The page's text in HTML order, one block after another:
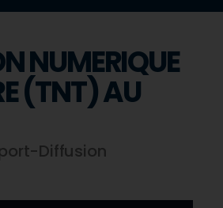
NUMERIQUE
(TNT) AU
Diffusion